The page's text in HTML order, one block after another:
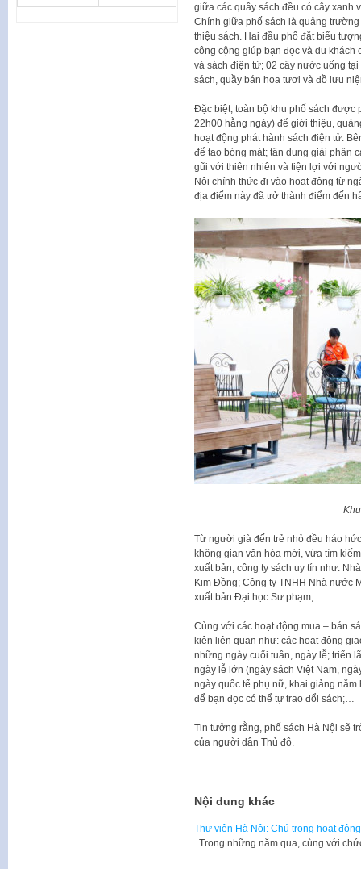
giữa các quầy sách đều có cây xanh
Chính giữa phố sách là quảng
thiệu sách. Hai đầu phố đặt biểu
công cộng giúp bạn đọc và du khách
và sách điện tử; 02 cây nước uống
sách, quầy bán hoa tươi và đồ lưu
Đặc biệt, toàn bộ khu phố sách được
22h00 hằng ngày) để giới thiệu,
hoạt động phát hành sách điện tử.
để tạo bóng mát; tận dụng giải phân
gũi với thiên nhiên và tiện lợi với
Nội chính thức đi vào hoạt động từ
địa điểm này đã trở thành điểm đến
Từ người già đến trẻ nhỏ đều háo
không gian văn hóa mới, vừa tìm
xuất bản, công ty sách uy tín như:
Kim Đồng; Công ty TNHH Nhà nước
xuất bản Đại học Sư phạm;…
Cùng với các hoạt động mua – bán
kiện liên quan như: các hoạt động
những ngày cuối tuần, ngày lễ; triển
ngày lễ lớn (ngày sách Việt Nam,
ngày quốc tế phụ nữ, khai giảng
để bạn đọc có thể tự trao đổi sách;…
Tin tưởng rằng, phố sách Hà Nội sẽ
của người dân Thủ đô.
Nội dung khác
Thư viện Hà Nội: Chú trọng hoạt
Trong những năm qua, cùng với